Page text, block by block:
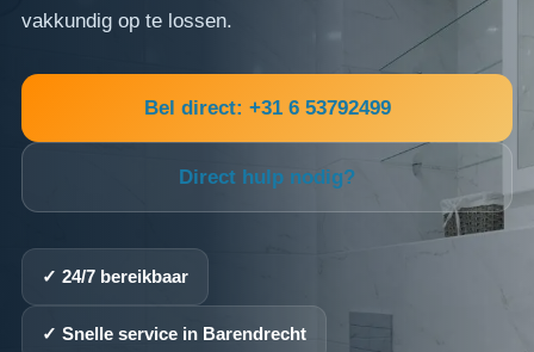
vakkundig op te lossen.
Bel direct: +31 6 53792499
Direct hulp nodig?
✓ 24/7 bereikbaar
✓ Snelle service in Barendrecht